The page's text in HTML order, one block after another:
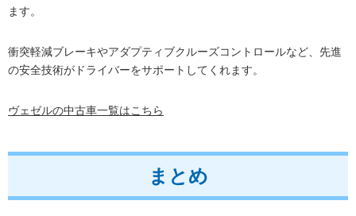
ます。
衝突軽減ブレーキやアダプティブクルーズコントロールなど、先進
の安全技術がドライバーをサポートしてくれます。
ヴェゼルの中古車一覧はこちら
まとめ